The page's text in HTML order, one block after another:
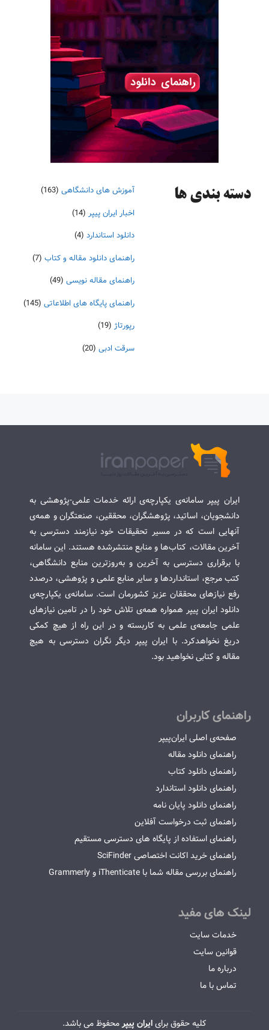
دسته‌ بندی ها آموزش های دانشگاهی (163)
اخبار ایران پیپر (14)
دانلود استاندارد (4)
راهنمای دانلود مقاله و کتاب (7)
راهنمای مقاله نویسی (49)
راهنمای پایگاه های اطلاعاتی (145)
رپورتاژ (19)
سرقت ادبی (20)
ایران پیپر سامانه‌ی یکپارچه‌ی ارائه خدمات علمی-پژوهشی به
دانشجویان، اساتید، پژوهشگران، محققین، صنعتگران و همه‌ی
آنهایی است که در مسیر تحقیقات خود نیازمند دسترسی به
آخرین مقالات، کتاب‌ها و منابع منتشرشده هستند. این سامانه
با برقراری دسترسی به آخرین و به‌روزترین منابع دانشگاهی،
کتب مرجع، استانداردها و سایر منابع علمی و پژوهشی، درصدد
رفع نیازهای محققان عزیز کشورمان است. سامانه‌ی یکپارچه‌ی
دانلود ایران پیپر همواره همه‌ی تلاش خود را در تامین نیازهای
علمی جامعه‌ی علمی به کاربسته و در این راه از هیچ کمکی
دریغ نخواهدکرد. با ایران پیپر دیگر نگران دسترسی به هیچ
مقاله و کتابی نخواهید بود.
راهنمای کاربران
صفحه‌ی اصلی ایران‌پیپر
راهنمای دانلود مقاله
راهنمای دانلود کتاب
راهنمای دانلود استاندارد
راهنمای دانلود پایان نامه
راهنمای ثبت درخواست آفلاین
راهنمای استفاده از پایگاه های دسترسی مستقیم
راهنمای خرید اکانت اختصاصی SciFinder
راهنمای بررسی مقاله شما با iThenticate و Grammerly
لینک های مفید
خدمات سایت
قوانین سایت
درباره ما
تماس با ما
کلیه حقوق برایایران پیپرمحفوظ می باشد.